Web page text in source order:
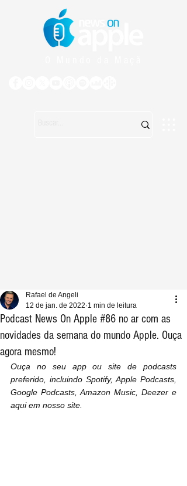
Podcast News On Apple #86 no ar com as
novidades da semana do mundo Apple. Ouça
agora mesmo!
Rafael de Angeli
12 de jan. de 2022 1 min de leitura
Ouça no seu app ou site de podcasts
preferido, incluindo Spotify, Apple Podcasts,
Google Podcasts, Amazon Music, Deezer e
aqui em nosso site.